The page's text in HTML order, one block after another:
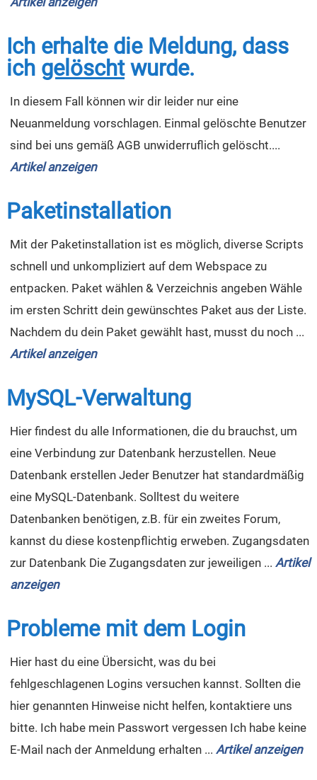
Ich erhalte die Meldung, dass
ich gelöschtwurde.
In diesem Fall können wir dir leider nur eine
Neuanmeldung vorschlagen. Einmal gelöschte Benutzer
sind bei uns gemäß AGB unwiderruflich gelöscht....
Artikel anzeigen
Paketinstallation
Mit der Paketinstallation ist es möglich, diverse Scripts
schnell und unkompliziert auf dem Webspace zu
entpacken. Paket wählen & Verzeichnis angeben Wähle
im ersten Schritt dein gewünschtes Paket aus der Liste.
Nachdem du dein Paket gewählt hast, musst du noch ...
Artikel anzeigen
MySQL-Verwaltung
Hier findest du alle Informationen, die du brauchst, um
eine Verbindung zur Datenbank herzustellen. Neue
Datenbank erstellen Jeder Benutzer hat standardmäßig
eine MySQL-Datenbank. Solltest du weitere
Datenbanken benötigen, z.B. für ein zweites Forum,
kannst du diese kostenpflichtig erweben. Zugangsdaten
zur Datenbank Die Zugangsdaten zur jeweiligen ... Artikel
anzeigen
Probleme mit dem Login
Hier hast du eine Übersicht, was du bei
fehlgeschlagenen Logins versuchen kannst. Sollten die
hier genannten Hinweise nicht helfen, kontaktiere uns
bitte. Ich habe mein Passwort vergessen Ich habe keine
E-Mail nach der Anmeldung erhalten ... Artikel anzeigen